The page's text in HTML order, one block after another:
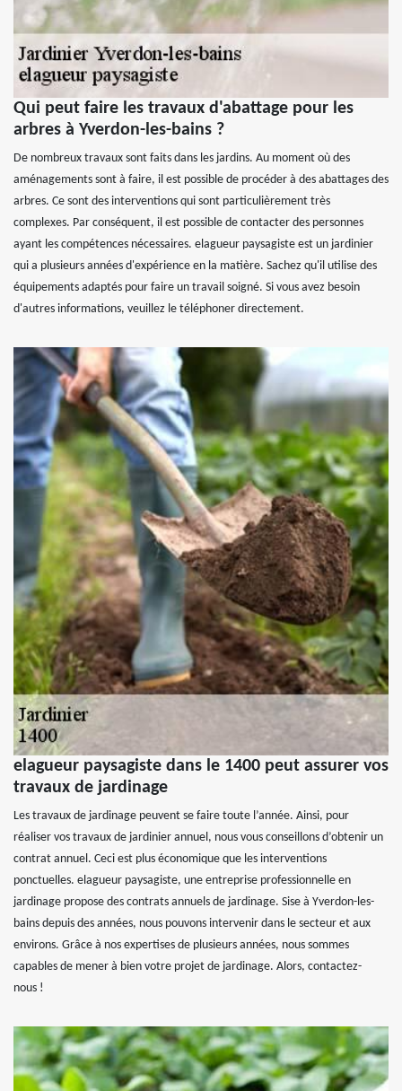
Qui peut faire les travaux d'abattage pour les
arbres à Yverdon-les-bains ?
De nombreux travaux sont faits dans les jardins. Au moment où des
aménagements sont à faire, il est possible de procéder à des abattages des
arbres. Ce sont des interventions qui sont particulièrement très
complexes. Par conséquent, il est possible de contacter des personnes
ayant les compétences nécessaires. elagueur paysagiste est un jardinier
qui a plusieurs années d'expérience en la matière. Sachez qu'il utilise des
équipements adaptés pour faire un travail soigné. Si vous avez besoin
d'autres informations, veuillez le téléphoner directement.
elagueur paysagiste dans le 1400 peut assurer vos
travaux de jardinage
Les travaux de jardinage peuvent se faire toute l’année. Ainsi, pour
réaliser vos travaux de jardinier annuel, nous vous conseillons d’obtenir un
contrat annuel. Ceci est plus économique que les interventions
ponctuelles. elagueur paysagiste, une entreprise professionnelle en
jardinage propose des contrats annuels de jardinage. Sise à Yverdon-les-
bains depuis des années, nous pouvons intervenir dans le secteur et aux
environs. Grâce à nos expertises de plusieurs années, nous sommes
capables de mener à bien votre projet de jardinage. Alors, contactez-
nous !